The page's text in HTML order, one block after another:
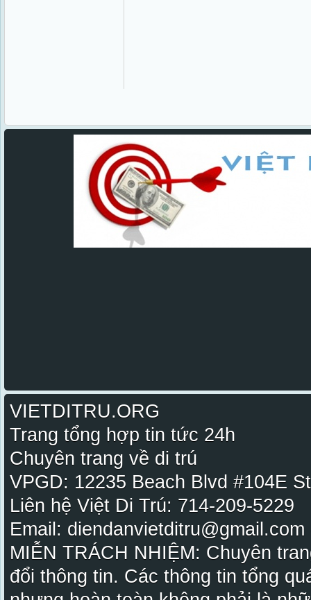
VIETDITRU.ORG
Trang tổng hợp tin tức 24h
Chuyên trang về di trú
VPGD: 12235 Beach Blvd #104E
Liên hệ Việt Di Trú: 714-209-5229
Email:
MIỄN TRÁCH NHIỆM: Chuyên
đổi thông tin. Các thông tin tổng